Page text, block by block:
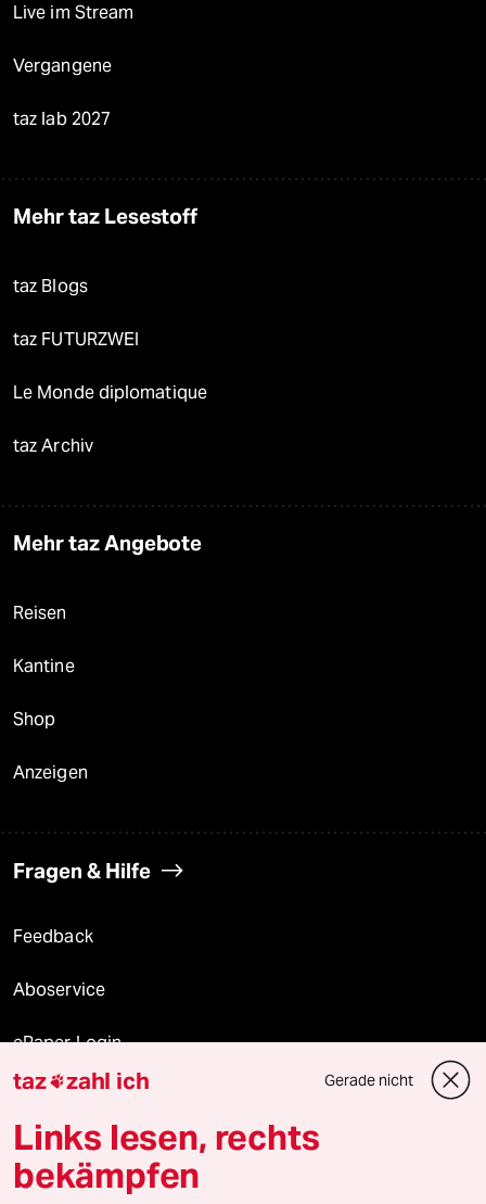
Live im Stream
Vergangene
taz lab 2027
Mehr taz Lesestoff
taz Blogs
taz FUTURZWEI
Le Monde diplomatique
taz Archiv
Mehr taz Angebote
Reisen
Kantine
Shop
Anzeigen
Fragen & Hilfe
Feedback
Aboservice
ePaper Login
Downloads für Abonnierende
© 2026 taz Verlags und Vertriebs GmbH
taz zahl ich Gerade nicht
Links lesen, rechts
bekämpfen